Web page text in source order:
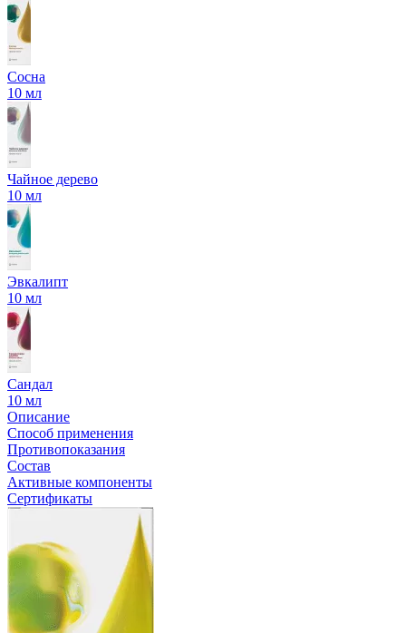
Сосна
10 мл
Чайное дерево
10 мл
Эвкалипт
10 мл
Сандал
10 мл
Описание
Способ применения
Противопоказания
Состав
Активные компоненты
Сертификаты